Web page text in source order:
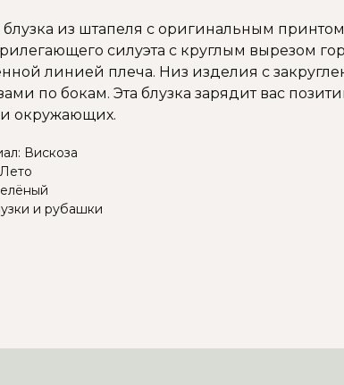
блузка из штапеля с оригинальным
силуэта с круглым вырезом
линией плеча. Низ изделия с
по бокам. Эта блузка зарядит вас
окружающих.
Вискоза
и рубашки